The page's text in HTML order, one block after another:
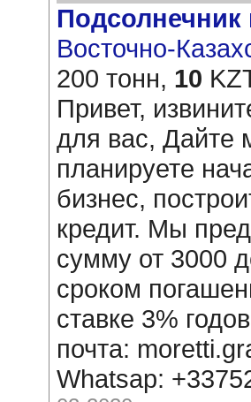
Подсолнечник
Восточно-
200 тонн, 10
Привет,
для вас, Дайте
планируете
бизнес,
кредит. Мы
сумму от 3000
сроком
ставке 3%
почта:
Whatsap: